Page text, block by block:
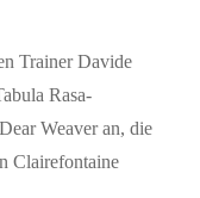
Trainer Davide
Rasa-
Weaver an, die
Clairefontaine